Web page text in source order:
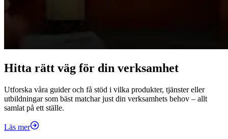
Hitta rätt väg för din verksamhet
Utforska våra guider och få stöd i vilka produkter, tjänster eller
utbildningar som bäst matchar just din verksamhets behov – allt
samlat på ett ställe.
Läs mer